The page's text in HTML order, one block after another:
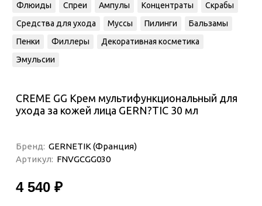
Флюиды
Спреи Ампулы Концентраты
Скрабы
Средства для ухода
Муссы Пилинги
Бальзамы
Пенки
Филлеры
Декоративная косметика
Эмульсии
CREME GG Крем мультифункциональный для
ухода за кожей лица GERN?TIC 30 мл
Бренд: GERNETIK (Франция)
Артикул: FNVGCGG030
4 540 ₽